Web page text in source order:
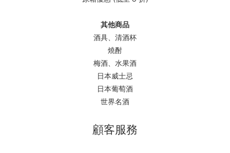
其他商品
酒具、清酒杯
燒酎
梅酒、水果酒
日本威士忌
日本葡萄酒
世界名酒
顧客服務